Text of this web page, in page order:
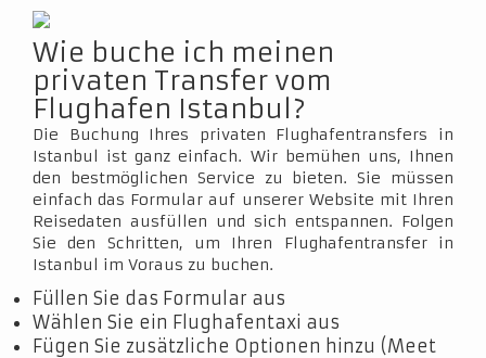
Wie buche ich meinen
privaten Transfer vom
Flughafen Istanbul?
Die Buchung Ihres privaten Flughafentransfers in
Istanbul ist ganz einfach. Wir bemühen uns, Ihnen
den bestmöglichen Service zu bieten. Sie müssen
einfach das Formular auf unserer Website mit Ihren
Reisedaten ausfüllen und sich entspannen. Folgen
Sie den Schritten, um Ihren Flughafentransfer in
Istanbul im Voraus zu buchen.
Füllen Sie das Formular aus
Wählen Sie ein Flughafentaxi aus
Fügen Sie zusätzliche Optionen hinzu (Meet